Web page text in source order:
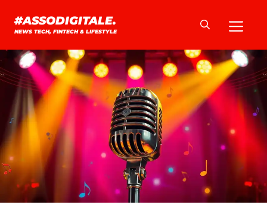
#ASSODIGITALE.
NEWS TECH, FINTECH & LIFESTYLE